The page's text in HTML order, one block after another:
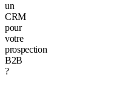
un
CRM
pour
votre
prospection
B2B
?